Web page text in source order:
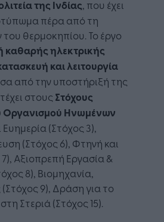
της Ινδίας, που έχει
πέρα από τη
θερμοκηπίου. Το έργο
ηλεκτρικής
και λειτουργία
από την υποστήριξή της
στους Στόχους
Οργανισμού Ηνωμένων
Ευημερία (Στόχος 3),
(Στόχος 6), Φτηνή και
Αξιοπρεπή Εργασία &
8), Βιομηχανία,
9), Δράση για το
Στεριά (Στόχος 15).